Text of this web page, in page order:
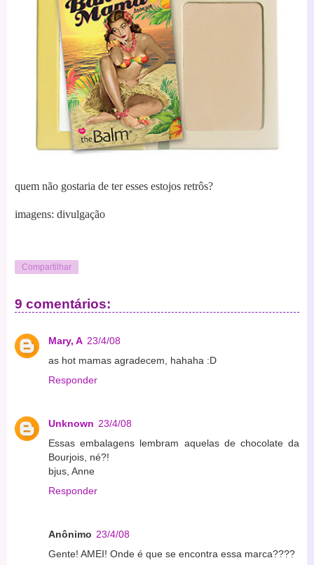
quem não gostaria de ter esses estojos retrôs?
imagens: divulgação
Compartilhar
9 comentários:
Mary, A 23/4/08
as hot mamas agradecem, hahaha :D
Responder
Unknown 23/4/08
Essas embalagens lembram aquelas de chocolate da
Bourjois, né?!
bjus, Anne
Responder
Anônimo 23/4/08
Gente! AMEI! Onde é que se encontra essa marca????